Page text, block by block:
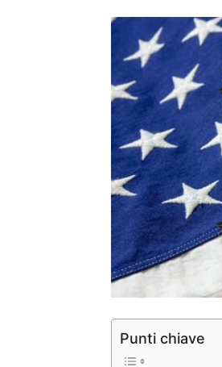
Punti chiave